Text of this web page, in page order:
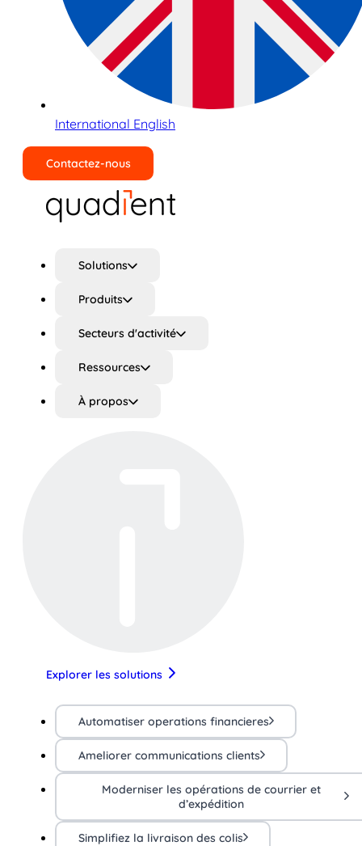
International English
Contactez-nous
Solutions
Produits
Secteurs d'activité
Ressources
À propos
Explorer les solutions
Automatiser operations financieres
Ameliorer communications clients
Moderniser les opérations de courrier et
d’expédition
Simplifiez la livraison des colis